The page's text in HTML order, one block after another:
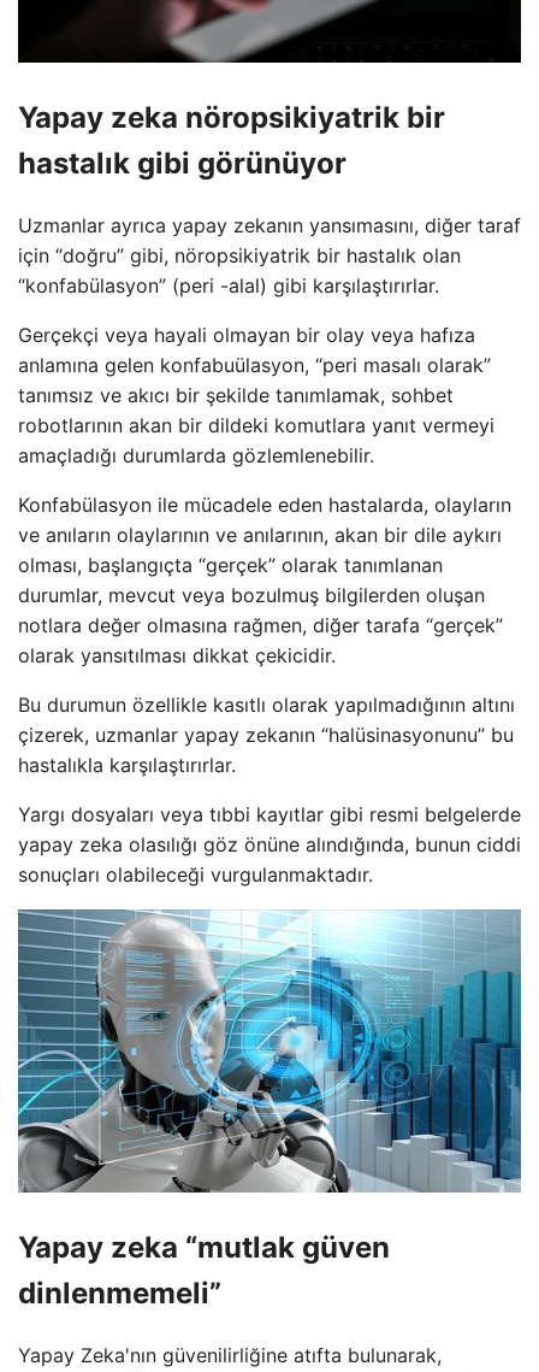
Yapay zeka nöropsikiyatrik bir
hastalık gibi görünüyor
Uzmanlar ayrıca yapay zekanın yansımasını, diğer taraf
için “doğru” gibi, nöropsikiyatrik bir hastalık olan
“konfabülasyon” (peri -alal) gibi karşılaştırırlar.
Gerçekçi veya hayali olmayan bir olay veya hafıza
anlamına gelen konfabuülasyon, “peri masalı olarak”
tanımsız ve akıcı bir şekilde tanımlamak, sohbet
robotlarının akan bir dildeki komutlara yanıt vermeyi
amaçladığı durumlarda gözlemlenebilir.
Konfabülasyon ile mücadele eden hastalarda, olayların
ve anıların olaylarının ve anılarının, akan bir dile aykırı
olması, başlangıçta “gerçek” olarak tanımlanan
durumlar, mevcut veya bozulmuş bilgilerden oluşan
notlara değer olmasına rağmen, diğer tarafa “gerçek”
olarak yansıtılması dikkat çekicidir.
Bu durumun özellikle kasıtlı olarak yapılmadığının altını
çizerek, uzmanlar yapay zekanın “halüsinasyonunu” bu
hastalıkla karşılaştırırlar.
Yargı dosyaları veya tıbbi kayıtlar gibi resmi belgelerde
yapay zeka olasılığı göz önüne alındığında, bunun ciddi
sonuçları olabileceği vurgulanmaktadır.
Yapay zeka “mutlak güven
dinlenmemeli”
Yapay Zeka'nın güvenilirliğine atıfta bulunarak,